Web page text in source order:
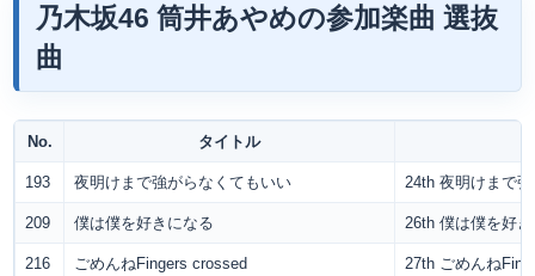
乃木坂46 筒井あやめの参加楽曲 選抜
曲
No. タイトル
193 夜明けまで強がらなくてもいい 24th 夜明けまで
209 僕は僕を好きになる 26th 僕は僕を好
216 ごめんねFingers crossed 27th ごめんね